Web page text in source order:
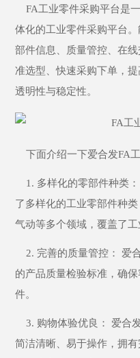
FA工业零件采购平台是
体化的工业零件采购平台
部件信息、质量管控、在
准选型、快速采购下单，
透明性与稳定性。
下面介绍一下爱合发FA
1. 多样化的零部件种类
了多样化的工业零部件种
气动等多个领域，覆盖了工
2. 完善的质量管控： 爱
的产品质量检验标准，确
件。
3. 购物体验优良： 爱合
简洁清晰、易于操作，拥